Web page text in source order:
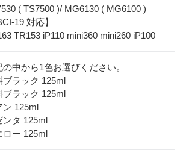
( TS7500 )/ MG6130 ( MG6100 )
19 対応】
TR153 iP110 mini360 mini260 iP100
の中から1色お選びください。
ブラック 125ml
ブラック 125ml
ン 125ml
ンタ 125ml
ロー 125ml